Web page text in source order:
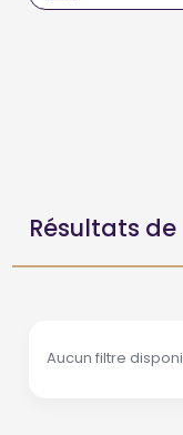
Résultats
Aucun filtre